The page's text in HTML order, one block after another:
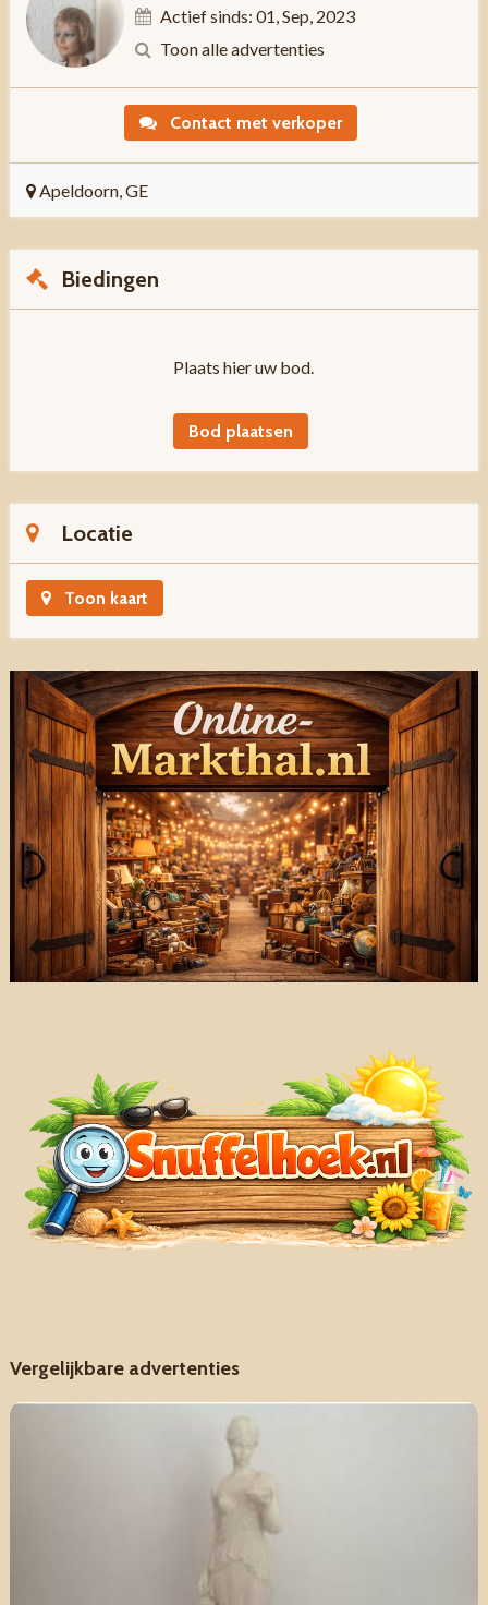
Actief sinds: 01, Sep, 2023
Toon alle advertenties
Contact met verkoper
Apeldoorn, GE
Biedingen
Plaats hier uw bod.
Bod plaatsen
Locatie
Toon kaart
Vergelijkbare advertenties